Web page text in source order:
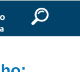
Ir para o rodapé